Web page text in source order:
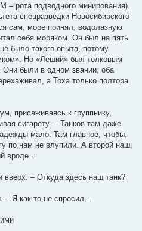
рота подводного минирования).
спецразведки Новосибирского
сам, море принял, водолазную
себя моряком. Он был на пять
было такого опыта, потому
Но «Леший» был толковым
Они были в одном звании, оба
а Тоха только полтора
присаживаясь к группнику,
сигарету. – Танков там даже
мало. Там главное, чтобы,
по нам не влупили. А второй наш,
вроде…
– Откуда здесь наш танк?
Я как-то не спросил…